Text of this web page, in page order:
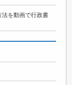
法を動画で行政書